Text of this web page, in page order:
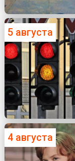
5 августа
4 августа